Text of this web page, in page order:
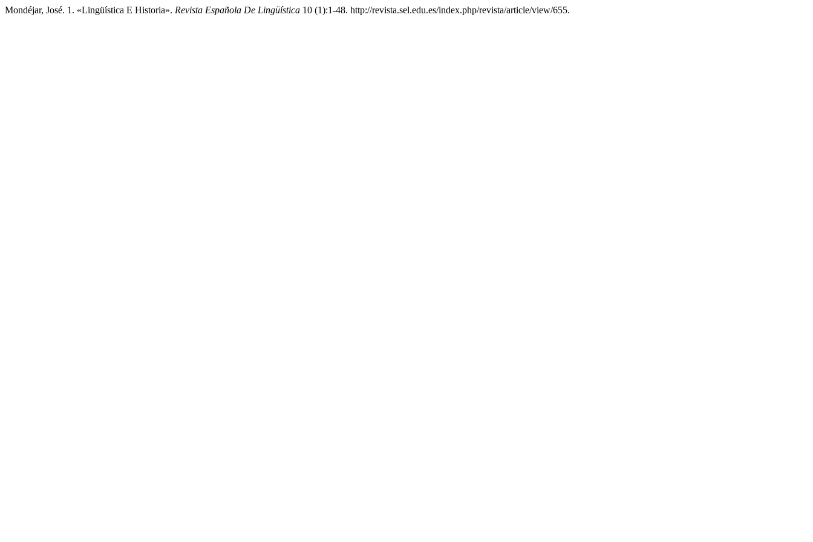
Mondéjar, José. 1. «Lingüística E Historia». Revista Española De Lingüística 10 (1):1-48. http://revista.sel.edu.es/index.php/revista/article/view/655.